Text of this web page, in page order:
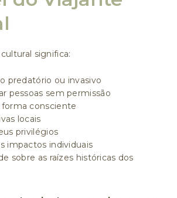
significa:
predatório ou invasivo
pessoas sem permissão
consciente
locais
privilégios
impactos individuais
sobre as raízes históricas dos